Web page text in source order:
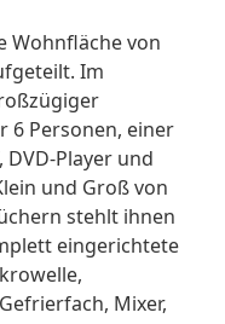
Wohnfläche von
Im
6 Personen, einer
Player und
und Groß von
stehlt ihnen
eingerichtete
Mixer,